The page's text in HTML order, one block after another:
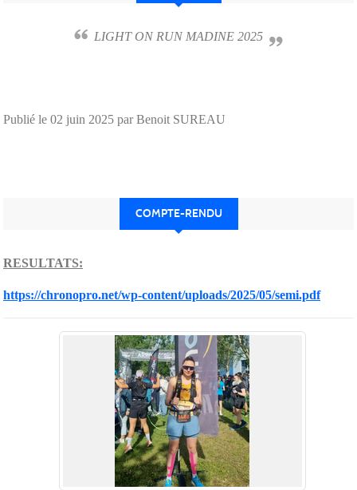
LIGHT ON RUN MADINE 2025
Publié le 02 juin 2025 par Benoit SUREAU
COMPTE-RENDU
RESULTATS:
https://chronopro.net/wp-content/uploads/2025/05/semi.pdf